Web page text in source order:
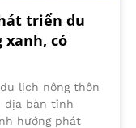
triển du
có
lịch nông thôn
địa bàn tỉnh
hướng phát